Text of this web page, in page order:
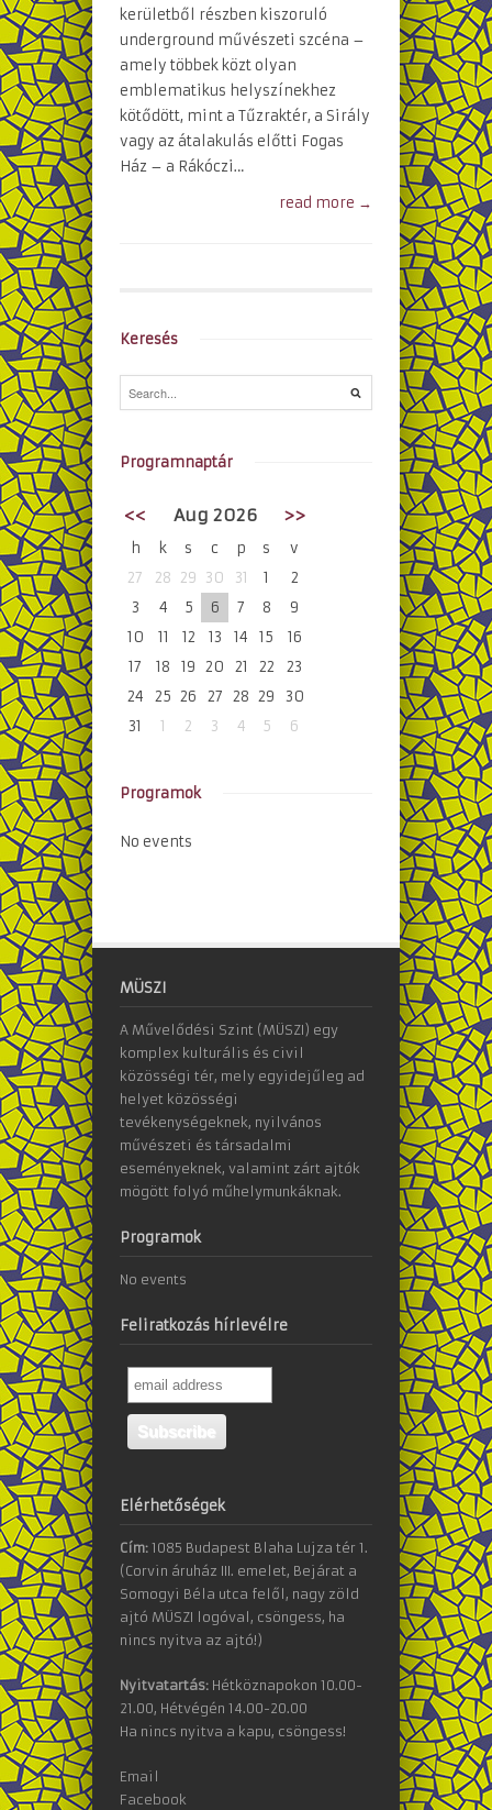
kerületből részben kiszoruló
underground művészeti szcéna –
amely többek közt olyan
emblematikus helyszínekhez
kötődött, mint a Tűzraktér, a Sirály
vagy az átalakulás előtti Fogas
Ház – a Rákóczi…
read more →
Keresés
Programnaptár
<< Aug 2026 >>
h k s c p s
v
27
28 29 30 31 1
2
3
4 5 6 7 8
9
10
11 12 13 14 15
16
17
18 19 20 21 22
23
24
25 26 27 28 29
30
31
1 2 3 4 5 6
Programok
No events
MÜSZI
A Művelődési Szint (MÜSZI) egy
komplex kulturális és civil
közösségi tér, mely egyidejűleg ad
helyet közösségi
tevékenységeknek, nyilvános
művészeti és társadalmi
eseményeknek, valamint zárt ajtók
mögött folyó műhelymunkáknak.
Programok
No events
Feliratkozás hírlevélre
Elérhetőségek
Cím: 1085 Budapest Blaha Lujza tér 1.
(Corvin áruház III. emelet, Bejárat a
Somogyi Béla utca felől, nagy zöld
ajtó MÜSZI logóval, csöngess, ha
nincs nyitva az ajtó!)
Nyitvatartás: Hétköznapokon 10.00-
21.00, Hétvégén 14.00-20.00
Ha nincs nyitva a kapu, csöngess!
Email
Facebook